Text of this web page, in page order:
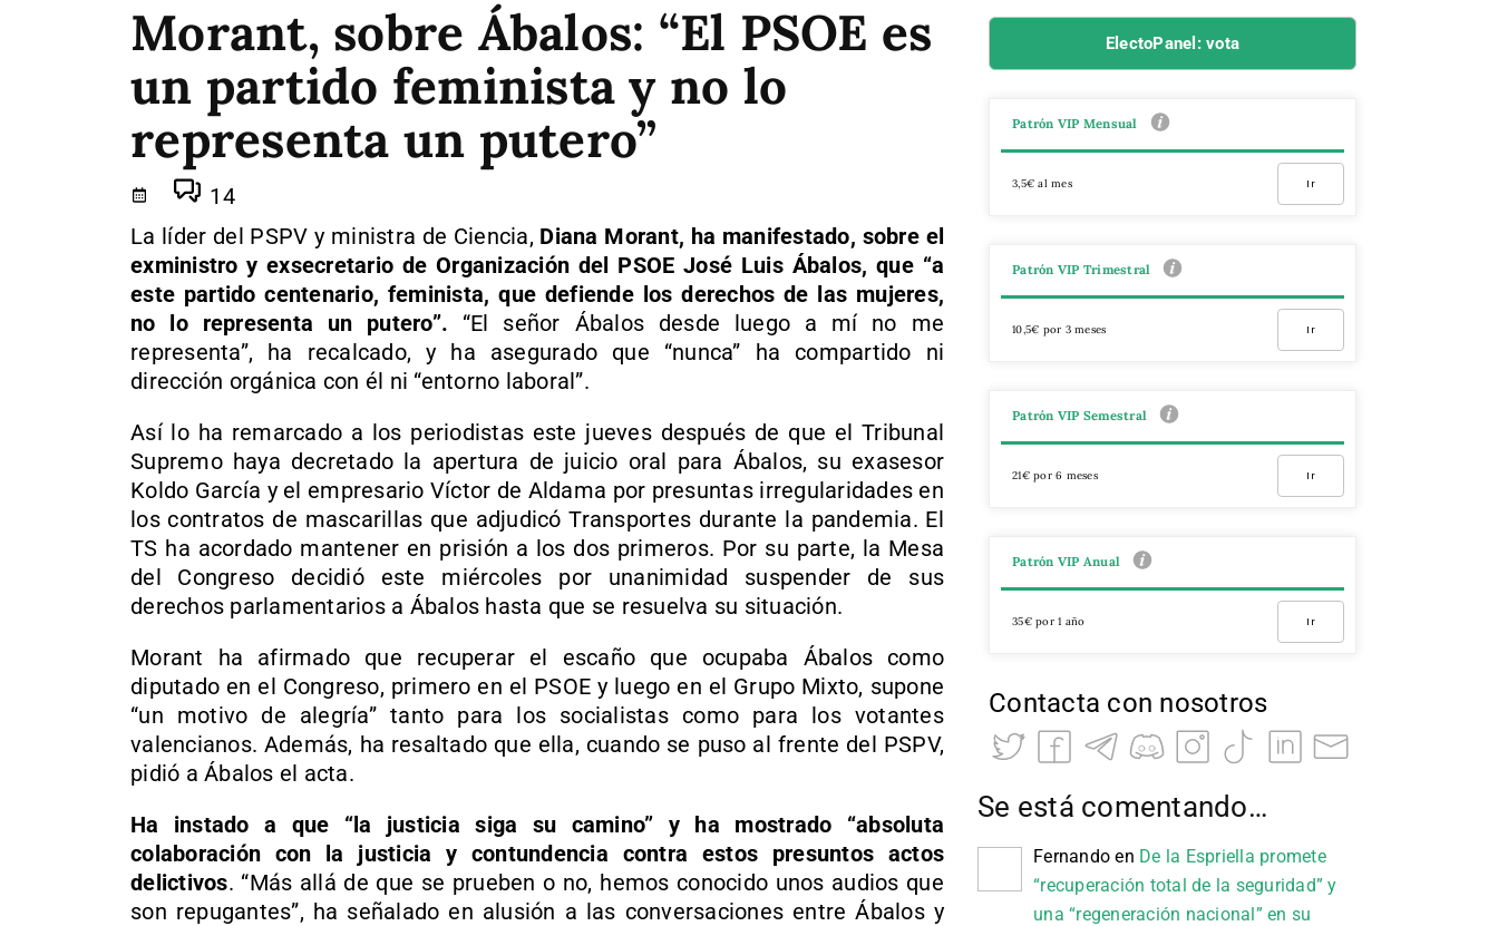
Morant, sobre Ábalos: “El PSOE es
un partido feminista y no lo
representa un putero”
14
La líder del PSPV y ministra de Ciencia, Diana Morant, ha manifestado, sobre el
exministro y exsecretario de Organización del PSOE José Luis Ábalos, que “a
este partido centenario, feminista, que defiende los derechos de las mujeres,
no lo representa un putero”. “El señor Ábalos desde luego a mí no me
representa”, ha recalcado, y ha asegurado que “nunca” ha compartido ni
dirección orgánica con él ni “entorno laboral”.
Así lo ha remarcado a los periodistas este jueves después de que el Tribunal
Supremo haya decretado la apertura de juicio oral para Ábalos, su exasesor
Koldo García y el empresario Víctor de Aldama por presuntas irregularidades en
los contratos de mascarillas que adjudicó Transportes durante la pandemia. El
TS ha acordado mantener en prisión a los dos primeros. Por su parte, la Mesa
del Congreso decidió este miércoles por unanimidad suspender de sus
derechos parlamentarios a Ábalos hasta que se resuelva su situación.
Morant ha afirmado que recuperar el escaño que ocupaba Ábalos como
diputado en el Congreso, primero en el PSOE y luego en el Grupo Mixto, supone
“un motivo de alegría” tanto para los socialistas como para los votantes
valencianos. Además, ha resaltado que ella, cuando se puso al frente del PSPV,
pidió a Ábalos el acta.
Ha instado a que “la justicia siga su camino” y ha mostrado “absoluta
colaboración con la justicia y contundencia contra estos presuntos actos
delictivos. “Más allá de que se prueben o no, hemos conocido unos audios que
son repugantes”, ha señalado en alusión a las conversaciones entre Ábalos y
ElectoPanel: vota
Patrón VIP Mensual
3,5€ al mes Ir
Patrón VIP Trimestral
10,5€ por 3 meses Ir
Patrón VIP Semestral
21€ por 6 meses Ir
Patrón VIP Anual
35€ por 1 año Ir
Contacta con nosotros
Se está comentando…
Fernando en De la Espriella promete
“recuperación total de la seguridad” y
una “regeneración nacional” en su